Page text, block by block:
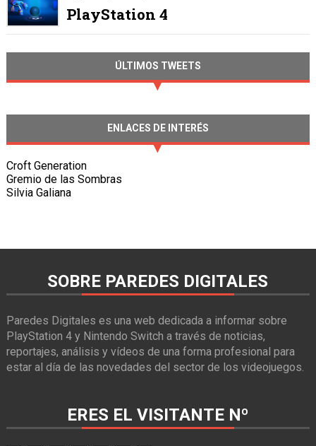
PlayStation 4
ÚLTIMOS TWEETS
ENLACES DE INTERÉS
Croft Generation
Gremio de las Sombras
Silvia Galiana
SOBRE PAREDES DIGITALES
Paredes Digitales es una web dedicada a informar sobre
PlayStation 4 y Nintendo Switch a través de noticias,
reportajes, análisis y vídeos de una forma profesional para
estar al día de las novedades del sector de los videojuegos.
ERES EL VISITANTE Nº